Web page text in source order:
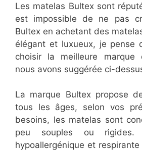
Les matelas Bultex sont
est impossible de ne pas
Bultex en achetant des
élégant et luxueux, je pense
choisir la meilleure marque
nous avons suggérée ci-
La marque Bultex propose
tous les âges, selon vos
besoins, les matelas sont
peu souples ou rigides.
hypoallergénique et respirante